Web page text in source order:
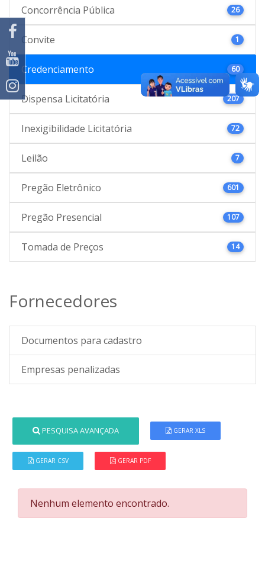
Concorrência Pública 26
Convite 1
Credenciamento 60
Dispensa Licitatória 207
Inexigibilidade Licitatória 72
Leilão 7
Pregão Eletrônico 601
Pregão Presencial 107
Tomada de Preços 14
Fornecedores
Documentos para cadastro
Empresas penalizadas
PESQUISA AVANÇADA GERAR XLS
GERAR CSV GERAR PDF
Nenhum elemento encontrado.